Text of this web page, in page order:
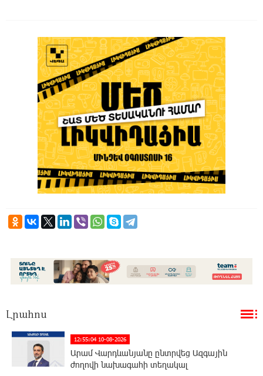
Լրահոս
12:55:04 10-08-2026
Արամ Վարդևանյանը ընտրվեց Ազգային
ժողովի նախագահի տեղակալ